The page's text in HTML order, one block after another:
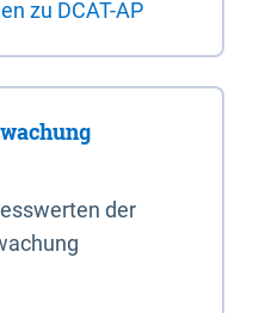
zu DCAT-AP
der